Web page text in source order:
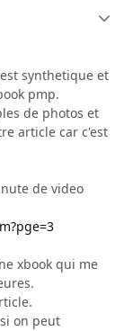
synthetique et
pmp.
de photos et
article car c'est
de video
xbook qui me
on peut